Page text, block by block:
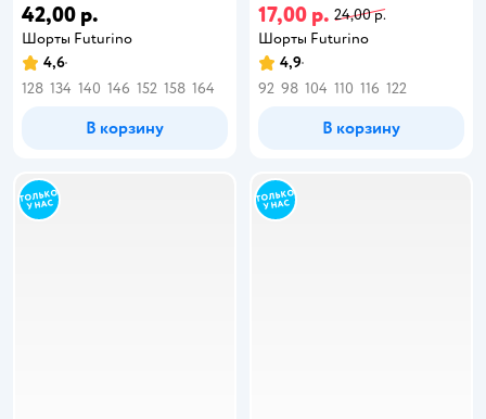
42,00 р.
Шорты Futurino
4,6
128 134 140 146 152 158 164
В корзину
17,00 р. 24,00 р.
Шорты Futurino
4,9
92 98 104 110 116 122
В корзину